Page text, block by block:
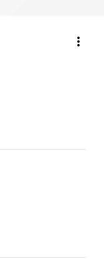
more_vert